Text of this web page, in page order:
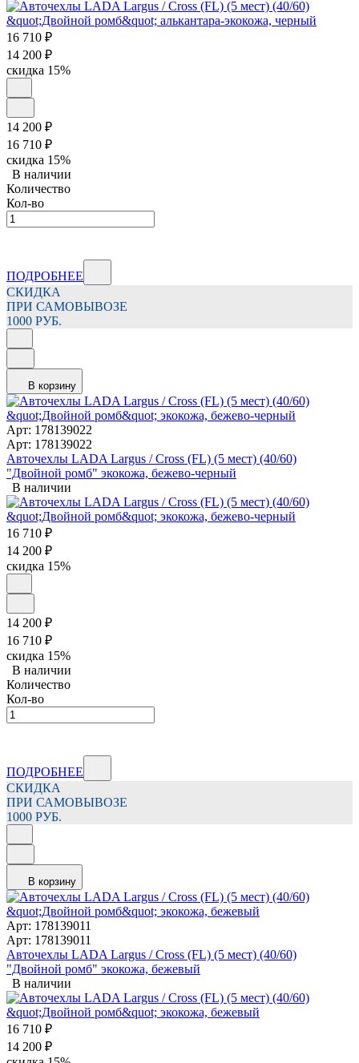
16 710 ₽
14 200 ₽
скидка 15%
14 200 ₽
16 710 ₽
скидка 15%
В наличии
Количество
Кол-во
ПОДРОБНЕЕ
СКИДКА
ПРИ САМОВЫВОЗЕ
1000 РУБ.
В корзину
Арт: 178139022
Арт: 178139022
Авточехлы LADA Largus / Cross (FL) (5 мест) (40/60)
"Двойной ромб" экокожа, бежево-черный
В наличии
16 710 ₽
14 200 ₽
скидка 15%
14 200 ₽
16 710 ₽
скидка 15%
В наличии
Количество
Кол-во
ПОДРОБНЕЕ
СКИДКА
ПРИ САМОВЫВОЗЕ
1000 РУБ.
В корзину
Арт: 178139011
Арт: 178139011
Авточехлы LADA Largus / Cross (FL) (5 мест) (40/60)
"Двойной ромб" экокожа, бежевый
В наличии
16 710 ₽
14 200 ₽